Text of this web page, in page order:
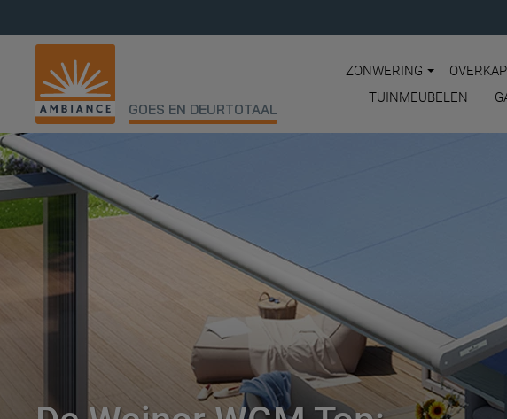
GOES EN DEURTOTAAL
ZONWERING
TUINMEUBELEN